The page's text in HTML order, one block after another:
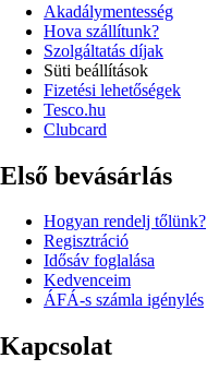
Akadálymentesség
Hova szállítunk?
Szolgáltatás díjak
Süti beállítások
Fizetési lehetőségek
Tesco.hu
Clubcard
Első bevásárlás
Hogyan rendelj tőlünk?
Regisztráció
Idősáv foglalása
Kedvenceim
ÁFÁ-s számla igénylés
Kapcsolat